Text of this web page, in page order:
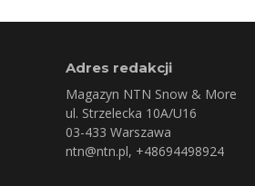
Adres redakcji
Magazyn NTN Snow & More
ul. Strzelecka 10A/U16
03-433 Warszawa
ntn@ntn.pl, +48694498924